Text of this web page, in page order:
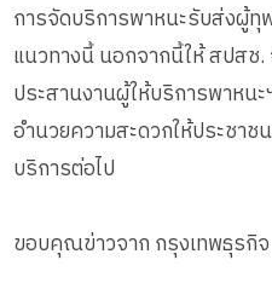
การจัดบริการพาหนะรับส่งผู้ทุ
แนวทางนี้ นอกจากนี้ให้ สปสช
ประสานงานผู้ให้บริการพาหน
อํานวยความสะดวกให้ประชา
บริการต่อไป
ขอบคุณข่าวจาก กรุงเทพธุรกิจ